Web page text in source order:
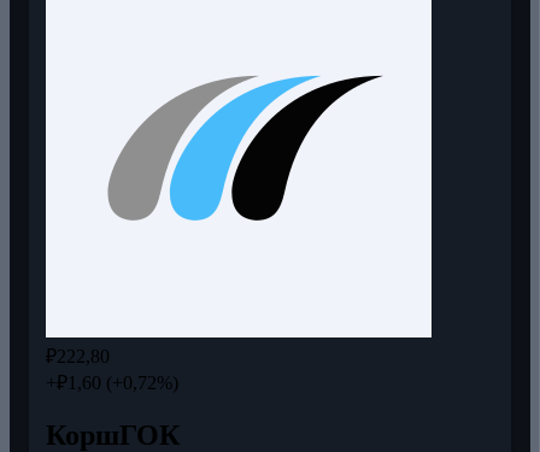
₽222,80
+₽1,60 (+0,72%)
КоршГОК